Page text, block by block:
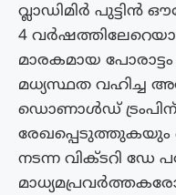
വ്ലാഡിമിർ പുട്ടിൻ
4
മാരകമായ
മധ്യസ്ഥത വഹിച്ച
ഡൊണാൾഡ് ട്രംപിന്
നടന്ന വിക്ടറി ഡേ